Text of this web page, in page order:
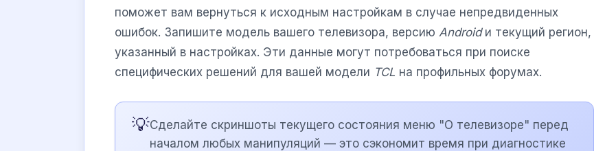
поможет вам вернуться к исходным настройкам в случае непредвиденных
ошибок. Запишите модель вашего телевизора, версию Androidи текущий регион,
указанный в настройках. Эти данные могут потребоваться при поиске
специфических решений для вашей модели TCL на профильных форумах.
💡Сделайте скриншоты текущего состояния меню "О телевизоре" перед
началом любых манипуляций — это сэкономит время при диагностике